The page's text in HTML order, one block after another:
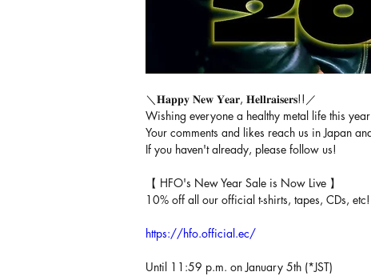
＼𝐇𝐚𝐩𝐩𝐲 𝐍𝐞𝐰 𝐘𝐞𝐚𝐫, 𝐇𝐞𝐥𝐥𝐫𝐚𝐢𝐬𝐞𝐫𝐬!!／
Wishing everyone a healthy metal life this
Your comments and likes reach us in Japan
If you haven't already, please follow us!
【 HFO's New Year Sale is Now Live 】
10% off all our official t-shirts, tapes, CDs,
https://hfo.official.ec/
Until 11:59 p.m. on January 5th (*JST)